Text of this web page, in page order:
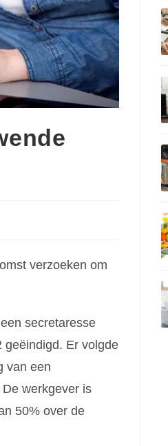
verzoeken om
secretaresse
geëindigd. Er volgde
van een
werkgever is
50% over de